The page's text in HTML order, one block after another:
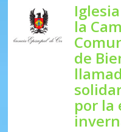
la
de
por la